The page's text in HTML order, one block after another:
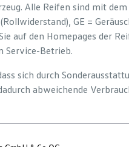
Alle Reifen sind mit
GE =
auf den Homepages der
Service-Betrieb.
sich durch
abweichende